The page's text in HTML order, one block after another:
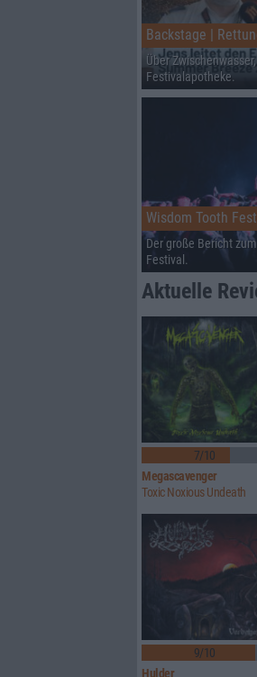
Über
Festivalapotheke.
Wisdom Tooth
Der große Bericht
Festival.
Aktuelle
7/10
Megascavenger
Toxic Noxious Undeath
9/10
Hulder